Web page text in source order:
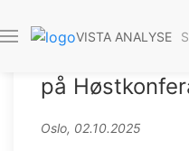
VISTA ANALYSE
på
Oslo, 02.10.2025